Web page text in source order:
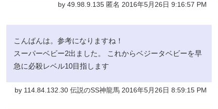
by 49.98.9.135 匿名 2016年5月26日 9:16:57 PM
こんばんは。参考になりますね！
スーパーベビー2出ました。 これからベジータベビーを早
急に必殺レベル10目指します
by 114.84.132.30 伝説のSS神龍馬 2016年5月26日 8:59:15 PM